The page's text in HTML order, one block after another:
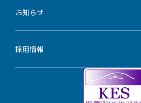
お知らせ
採用情報